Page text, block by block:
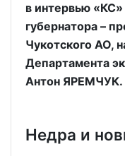
в интервью «КС»
губернатора –
Чукотского АО,
Департамента
Антон ЯРЕМЧУК.
Недра и